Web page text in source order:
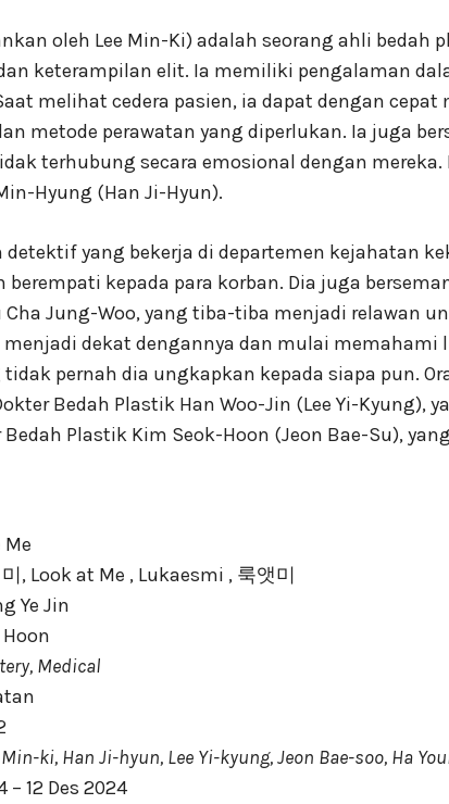
oleh Lee Min-Ki) adalah seorang ahli bedah
keterampilan elit. Ia memiliki pengalaman
melihat cedera pasien, ia dapat dengan
metode perawatan yang diperlukan. Ia juga
terhubung secara emosional dengan
Hyung (Han Ji-Hyun).
detektif yang bekerja di departemen kejahatan
berempati kepada para korban. Dia juga
Cha Jung-Woo, yang tiba-tiba menjadi relawan
menjadi dekat dengannya dan mulai memahami
pernah dia ungkapkan kepada siapa pun.
Bedah Plastik Han Woo-Jin (Lee Yi-Kyung),
Plastik Kim Seok-Hoon (Jeon Bae-Su),
Me
, Look at Me , Lukaesmi , 룩앳미
Ye Jin
Medical
Min-ki, Han Ji-hyun, Lee Yi-kyung, Jeon Bae-soo, Ha
– 12 Des 2024